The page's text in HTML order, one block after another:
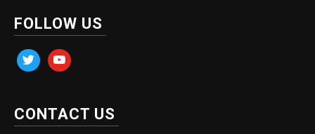
FOLLOW US
twitter youtube
CONTACT US